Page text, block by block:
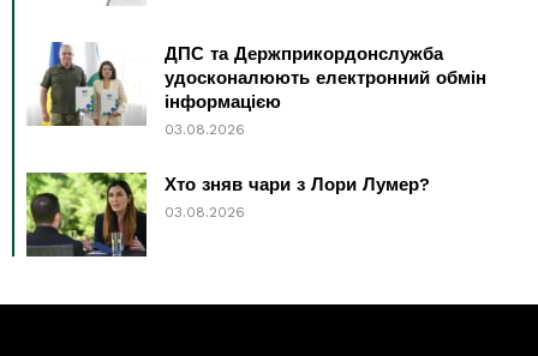
ДПС та Держприкордонслужба
удосконалюють електронний обмін
інформацією
03.08.2026
Хто зняв чари з Лори Лумер?
03.08.2026